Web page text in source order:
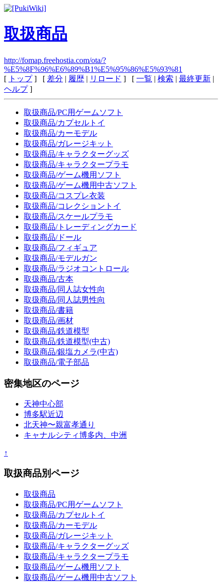
取扱商品
http://fomap.freehostia.com/ota/?
%E5%8F%96%E6%89%B1%E5%95%86%E5%93%81
[ トップ] [ 差分 | 履歴 | リロード ] [ 一覧 | 検索 | 最終更新 |
ヘルプ]
取扱商品/PC用ゲームソフト
取扱商品/カプセルトイ
取扱商品/カーモデル
取扱商品/ガレージキット
取扱商品/キャラクターグッズ
取扱商品/キャラクタープラモ
取扱商品/ゲーム機用ソフト
取扱商品/ゲーム機用中古ソフト
取扱商品/コスプレ衣装
取扱商品/コレクショントイ
取扱商品/スケールプラモ
取扱商品/トレーディングカード
取扱商品/ドール
取扱商品/フィギュア
取扱商品/モデルガン
取扱商品/ラジオコントロール
取扱商品/古本
取扱商品/同人誌女性向
取扱商品/同人誌男性向
取扱商品/書籍
取扱商品/画材
取扱商品/鉄道模型
取扱商品/鉄道模型(中古)
取扱商品/銀塩カメラ(中古)
取扱商品/電子部品
密集地区のページ
天神中心部
博多駅近辺
北天神〜親富孝通り
キャナルシティ博多内、中洲
↑
取扱商品別ページ
取扱商品
取扱商品/PC用ゲームソフト
取扱商品/カプセルトイ
取扱商品/カーモデル
取扱商品/ガレージキット
取扱商品/キャラクターグッズ
取扱商品/キャラクタープラモ
取扱商品/ゲーム機用ソフト
取扱商品/ゲーム機用中古ソフト